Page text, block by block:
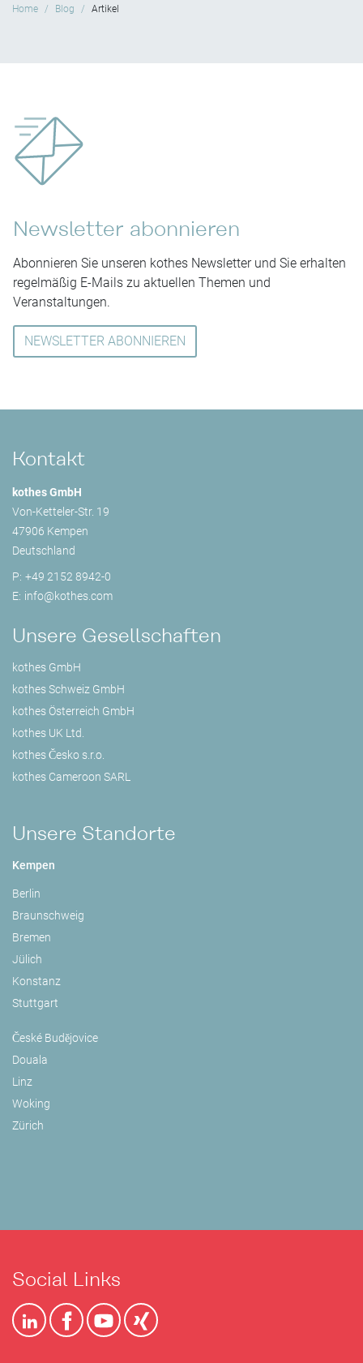
Home Blog Artikel
Newsletter abonnieren
Abonnieren Sie unseren kothes Newsletter und Sie erhalten
regelmäßig E-Mails zu aktuellen Themen und
Veranstaltungen.
NEWSLETTER ABONNIEREN
Kontakt
kothes GmbH
Von-Ketteler-Str. 19
47906 Kempen
Deutschland
P: +49 2152 8942-0
E: info@kothes.com
Unsere Gesellschaften
kothes GmbH
kothes Schweiz GmbH
kothes Österreich GmbH
kothes UK Ltd.
kothes Česko s.r.o.
kothes Cameroon SARL
Unsere Standorte
Kempen
Berlin
Braunschweig
Bremen
Jülich
Konstanz
Stuttgart
České Budějovice
Douala
Linz
Woking
Zürich
Social Links